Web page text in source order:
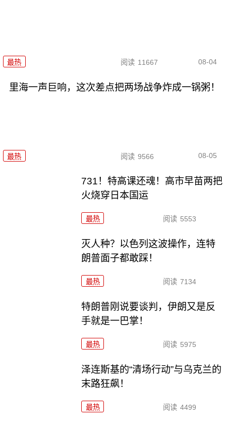
最热 阅读 11667 08-04
里海一声巨响，这次差点把两场战争炸成一锅粥！
最热 阅读 9566 08-05
731！特高课还魂！高市早苗两把
火烧穿日本国运
最热 阅读 5553
灭人种？以色列这波操作，连特
朗普面子都敢踩！
最热 阅读 7134
特朗普刚说要谈判，伊朗又是反
手就是一巴掌！
最热 阅读 5975
泽连斯基的“清场行动”与乌克兰的
末路狂飙！
最热 阅读 4499